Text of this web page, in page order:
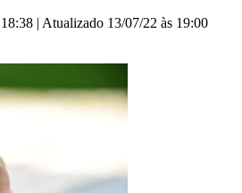
| Atualizado 13/07/22 às 19:00